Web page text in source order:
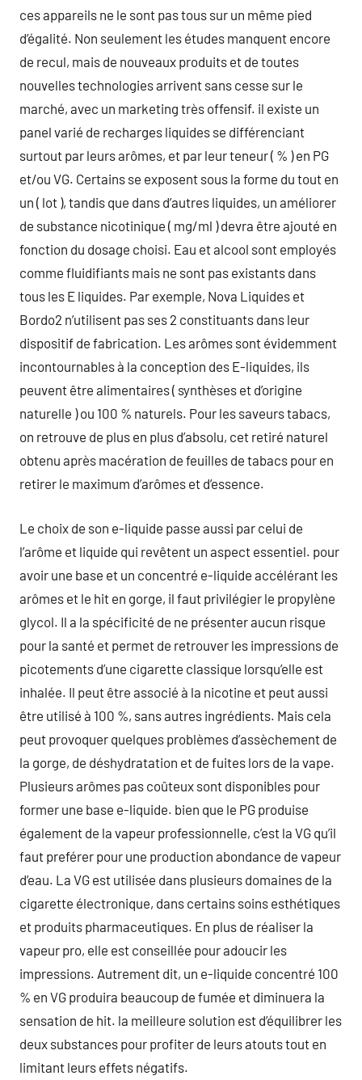
ces appareils ne le sont pas tous sur un même pied
d’égalité. Non seulement les études manquent encore
de recul, mais de nouveaux produits et de toutes
nouvelles technologies arrivent sans cesse sur le
marché, avec un marketing très offensif. il existe un
panel varié de recharges liquides se différenciant
surtout par leurs arômes, et par leur teneur ( % ) en PG
et/ou VG. Certains se exposent sous la forme du tout en
un ( lot ), tandis que dans d’autres liquides, un améliorer
de substance nicotinique ( mg/ml ) devra être ajouté en
fonction du dosage choisi. Eau et alcool sont employés
comme fluidifiants mais ne sont pas existants dans
tous les E liquides. Par exemple, Nova Liquides et
Bordo2 n’utilisent pas ses 2 constituants dans leur
dispositif de fabrication. Les arômes sont évidemment
incontournables à la conception des E-liquides, ils
peuvent être alimentaires ( synthèses et d’origine
naturelle ) ou 100 % naturels. Pour les saveurs tabacs,
on retrouve de plus en plus d’absolu, cet retiré naturel
obtenu après macération de feuilles de tabacs pour en
retirer le maximum d’arômes et d’essence.
Le choix de son e-liquide passe aussi par celui de
l’arôme et liquide qui revêtent un aspect essentiel. pour
avoir une base et un concentré e-liquide accélérant les
arômes et le hit en gorge, il faut privilégier le propylène
glycol. Il a la spécificité de ne présenter aucun risque
pour la santé et permet de retrouver les impressions de
picotements d’une cigarette classique lorsqu’elle est
inhalée. Il peut être associé à la nicotine et peut aussi
être utilisé à 100 %, sans autres ingrédients. Mais cela
peut provoquer quelques problèmes d’assèchement de
la gorge, de déshydratation et de fuites lors de la vape.
Plusieurs arômes pas coûteux sont disponibles pour
former une base e-liquide. bien que le PG produise
également de la vapeur professionnelle, c’est la VG qu’il
faut preférer pour une production abondance de vapeur
d’eau. La VG est utilisée dans plusieurs domaines de la
cigarette électronique, dans certains soins esthétiques
et produits pharmaceutiques. En plus de réaliser la
vapeur pro, elle est conseillée pour adoucir les
impressions. Autrement dit, un e-liquide concentré 100
% en VG produira beaucoup de fumée et diminuera la
sensation de hit. la meilleure solution est d’équilibrer les
deux substances pour profiter de leurs atouts tout en
limitant leurs effets négatifs.